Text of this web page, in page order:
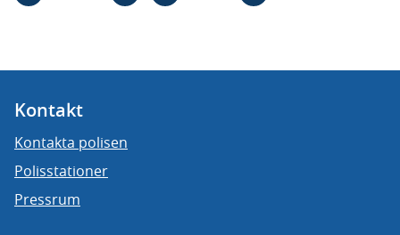
Kontakt
Kontakta polisen
Polisstationer
Pressrum